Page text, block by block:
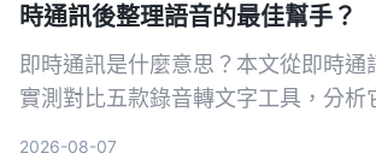
時通訊後整理語音的最佳幫手？
即時通訊是什麼意思？本文從即時通
實測對比五款錄音轉文字工具，分析
2026-08-07